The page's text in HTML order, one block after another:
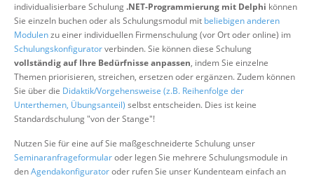
Suche
individualisierbare Schulung.NET-Programmierung mit Delphi können
Sie einzeln buchen oder als Schulungsmodul mit beliebigen anderen
Modulenzu einer individuellen Firmenschulung (vor Ort oder online) im
Schulungskonfiguratorverbinden. Sie können diese Schulung
vollständig auf Ihre Bedürfnisse anpassen, indem Sie einzelne
Themen priorisieren, streichen, ersetzen oder ergänzen. Zudem können
Sie über die Didaktik/Vorgehensweise (z.B. Reihenfolge der
Unterthemen, Übungsanteil) selbst entscheiden. Dies ist keine
Standardschulung "von der Stange"!
Nutzen Sie für eine auf Sie maßgeschneiderte Schulung unser
Seminaranfrageformularoder legen Sie mehrere Schulungsmodule in
denAgendakonfiguratoroder rufen Sie unser Kundenteam einfach an